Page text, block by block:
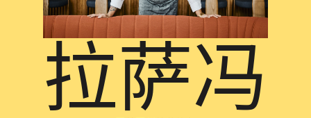
拉萨冯